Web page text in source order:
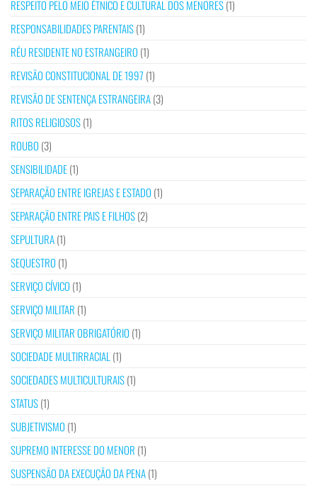
RESPEITO PELO MEIO ÉTNICO E CULTURAL DOS MENORES(1)
RESPONSABILIDADES PARENTAIS(1)
RÉU RESIDENTE NO ESTRANGEIRO (1)
REVISÃO CONSTITUCIONAL DE 1997 (1)
REVISÃO DE SENTENÇA ESTRANGEIRA(3)
RITOS RELIGIOSOS(1)
ROUBO (3)
SENSIBILIDADE(1)
SEPARAÇÃO ENTRE IGREJAS E ESTADO (1)
SEPARAÇÃO ENTRE PAIS E FILHOS(2)
SEPULTURA(1)
SEQUESTRO (1)
SERVIÇO CÍVICO (1)
SERVIÇO MILITAR (1)
SERVIÇO MILITAR OBRIGATÓRIO (1)
SOCIEDADE MULTIRRACIAL (1)
SOCIEDADES MULTICULTURAIS(1)
STATUS(1)
SUBJETIVISMO (1)
SUPREMO INTERESSE DO MENOR (1)
SUSPENSÃO DA EXECUÇÃO DA PENA(1)